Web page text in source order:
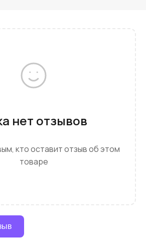
нет отзывов
кто оставит отзыв об этом
товаре